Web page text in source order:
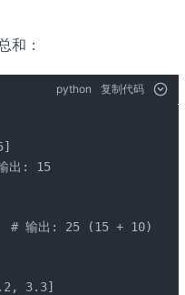
和：
python 复制代码
出: 15
# 输出: 25 (15 + 10)
3.3]